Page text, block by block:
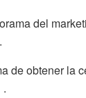
del
de obtener la
.